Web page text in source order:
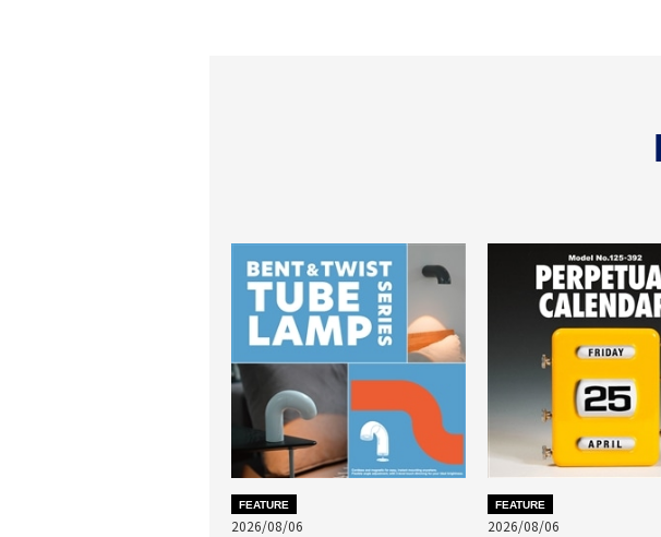
FEATURE
2026/08/06
FEATURE
2026/08/06